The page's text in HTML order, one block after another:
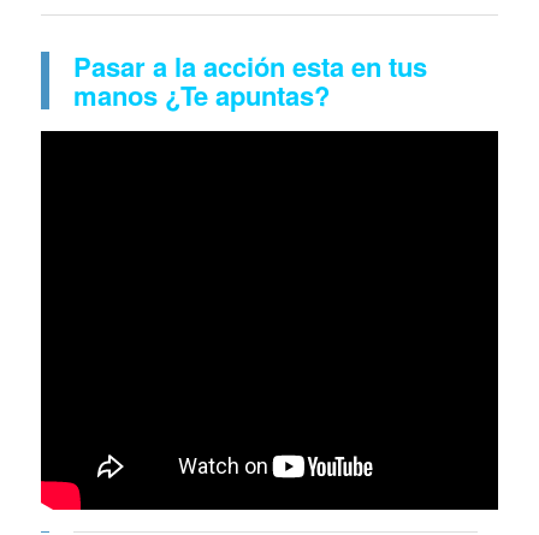
Pasar a la acción esta en tus
manos ¿Te apuntas?